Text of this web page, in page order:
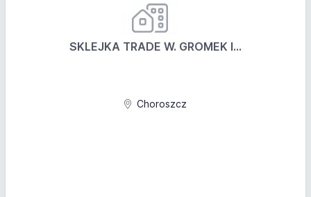
SKLEJKA TRADE W. GROMEK I...
Choroszcz